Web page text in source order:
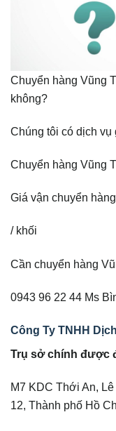
Chuyển hàng Vũng
không?
Chúng tôi có dịch
Chuyển hàng Vũng
Giá vận chuyển
/ khối
Cần chuyển hàng
0943 96 22 44 Ms
Công Ty TNHH
Trụ sở chính được
M7 KDC Thới An,
12, Thành phố Hồ